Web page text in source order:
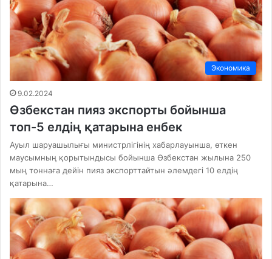
Экономика
9.02.2024
Өзбекстан пияз экспорты бойынша
топ-5 елдің қатарына енбек
Ауыл шаруашылығы министрлігінің хабарлауынша, өткен
маусымның қорытындысы бойынша Өзбекстан жылына 250
мың тоннаға дейін пияз экспорттайтын әлемдегі 10 елдің
қатарына…